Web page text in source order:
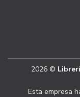
2026 ©
Esta empresa